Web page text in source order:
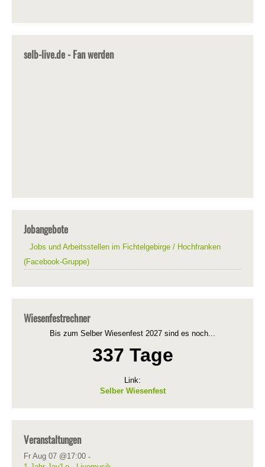
selb-live.de - Fan werden
Jobangebote
Jobs und Arbeitsstellen im Fichtelgebirge / Hochfranken
(Facebook-Gruppe)
Wiesenfestrechner
Bis zum Selber Wiesenfest 2027 sind es noch...
337 Tage
Link:
Selber Wiesenfest
Veranstaltungen
Fr Aug 07 @17:00 -